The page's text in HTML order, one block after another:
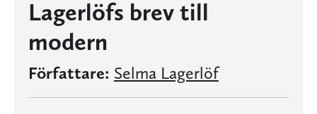
Lagerlöfs brev till
modern
Författare: Selma Lagerlöf